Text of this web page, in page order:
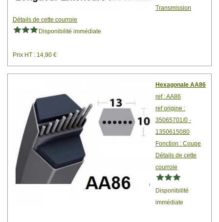
Transmission
Détails de cette courroie
Disponibilité immédiate
Prix HT : 14,90 €
Hexagonale AA86
ref : AA86
ref origine :
35065701/0 -
1350615080
Fonction : Coupe
Détails de cette
courroie
Disponibilité
immédiate